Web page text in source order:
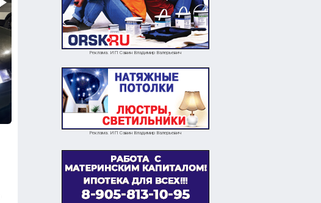
Реклама. ИП Савин Владимир Валерьевич
Реклама. ИП Савин Владимир Валерьевич